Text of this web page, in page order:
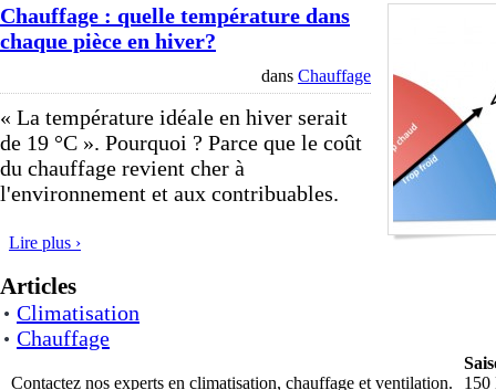
Chauffage : quelle température dans
chaque pièce en hiver?
dans Chauffage
« La température idéale en hiver serait
de 19 °C ». Pourquoi ? Parce que le coût
du chauffage revient cher à
l'environnement et aux contribuables.
Lire plus ›
Articles
Climatisation
Chauffage
Contactez nos experts en climatisation, chauffage et ventilation.
150